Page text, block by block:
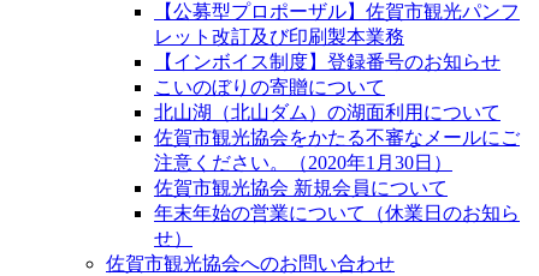
【公募型プロポーザル】佐賀市観光パンフ
レット改訂及び印刷製本業務
【インボイス制度】登録番号のお知らせ
こいのぼりの寄贈について
北山湖（北山ダム）の湖面利用について
佐賀市観光協会をかたる不審なメールにご
注意ください。（2020年1月30日）
佐賀市観光協会 新規会員について
年末年始の営業について（休業日のお知ら
せ）
佐賀市観光協会へのお問い合わせ